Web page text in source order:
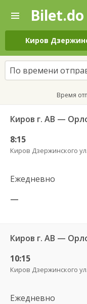
—
Поиск
и
покупка
билетов
на
автобус
онлайн
Bilet.do
Киров
По времени
Время
Киров г. АВ —
8:15
Киров Дзержинского ул.
Ежедневно
—
Киров г. АВ —
10:15
Киров Дзержинского ул.
Ежедневно